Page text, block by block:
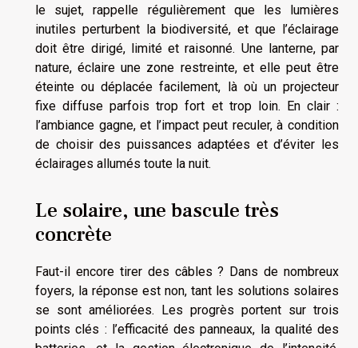
le sujet, rappelle régulièrement que les lumières
inutiles perturbent la biodiversité, et que l’éclairage
doit être dirigé, limité et raisonné. Une lanterne, par
nature, éclaire une zone restreinte, et elle peut être
éteinte ou déplacée facilement, là où un projecteur
fixe diffuse parfois trop fort et trop loin. En clair :
l’ambiance gagne, et l’impact peut reculer, à condition
de choisir des puissances adaptées et d’éviter les
éclairages allumés toute la nuit.
Le solaire, une bascule très
concrète
Faut-il encore tirer des câbles ? Dans de nombreux
foyers, la réponse est non, tant les solutions solaires
se sont améliorées. Les progrès portent sur trois
points clés : l’efficacité des panneaux, la qualité des